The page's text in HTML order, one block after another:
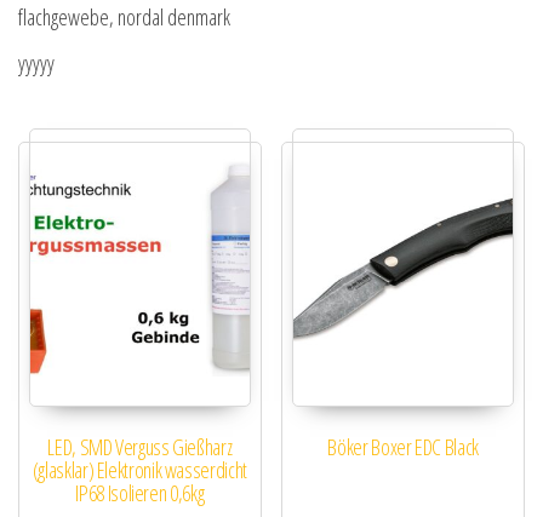
flachgewebe, nordal denmark
yyyyy
LED, SMD Verguss Gießharz
(glasklar) Elektronik wasserdicht
IP68 Isolieren 0,6kg
Böker Boxer EDC Black